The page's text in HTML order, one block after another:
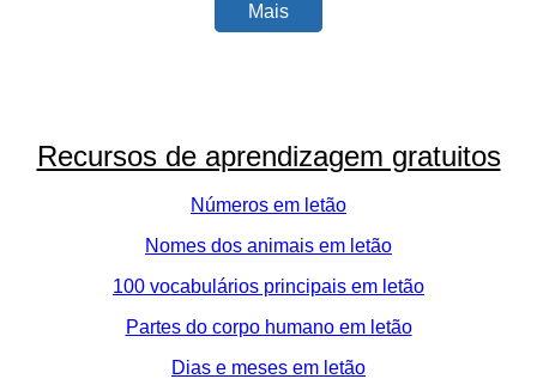
Mais
Recursos de aprendizagem gratuitos
Números em letão
Nomes dos animais em letão
100 vocabulários principais em letão
Partes do corpo humano em letão
Dias e meses em letão